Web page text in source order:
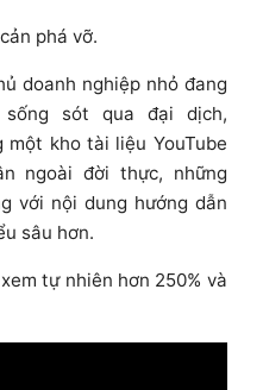
phá vỡ.
doanh nghiệp nhỏ đang
sót qua đại dịch,
một kho tài liệu YouTube
ngoài đời thực, những
với nội dung hướng dẫn
sâu hơn.
tự nhiên hơn 250% và